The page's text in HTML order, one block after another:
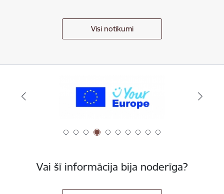
Visi notikumi
Vai šī informācija bija noderīga?